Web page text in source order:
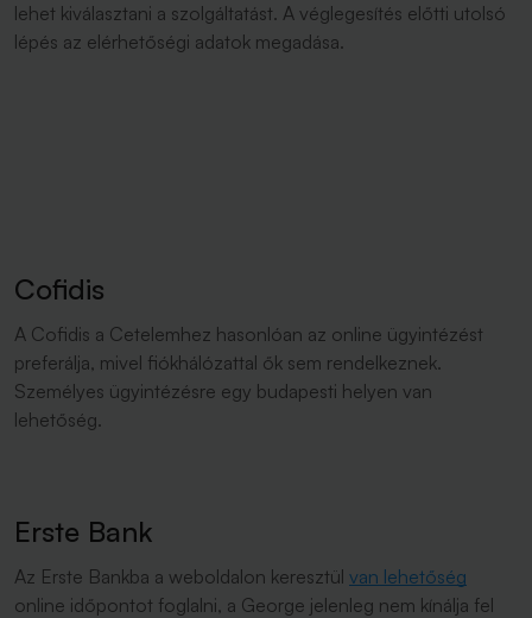
lehet kiválasztani a szolgáltatást. A véglegesítés előtti utolsó
lépés az elérhetőségi adatok megadása.
Cofidis
A Cofidis a Cetelemhez hasonlóan az online ügyintézést
preferálja, mivel fiókhálózattal ők sem rendelkeznek.
Személyes ügyintézésre egy budapesti helyen van
lehetőség.
Erste Bank
Az Erste Bankba a weboldalon keresztül van lehetőség
online időpontot foglalni, a George jelenleg nem kínálja fel